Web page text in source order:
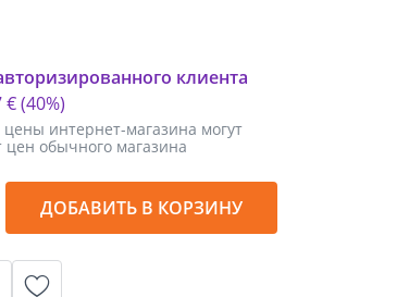
интернет-магазина могут
цен обычного магазина
€(40%)
клиента
ДОБАВИТЬ В КОРЗИНУ